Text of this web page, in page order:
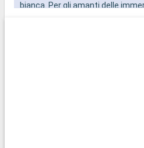
bianca. Per gli amanti delle